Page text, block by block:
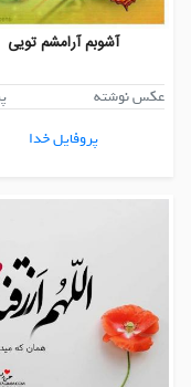
آشوبم آرامشم تویی
عکس نوشته
پروفایل خدا